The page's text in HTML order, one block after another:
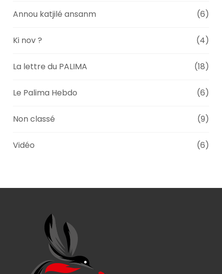
Annou katjilé ansanm (6)
Ki nov ? (4)
La lettre du PALIMA (18)
Le Palima Hebdo (6)
Non classé (9)
Vidéo (6)